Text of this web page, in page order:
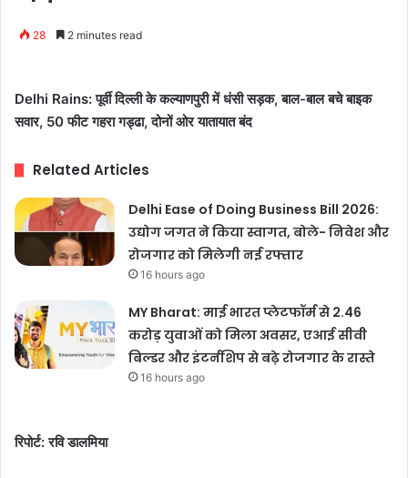
28 2 minutes read
Delhi Rains: पूर्वी दिल्ली के कल्याणपुरी में धंसी सड़क, बाल-बाल बचे बाइक
सवार, 50 फीट गहरा गड्ढा, दोनों ओर यातायात बंद
Related Articles
Delhi Ease of Doing Business Bill 2026:
उद्योग जगत ने किया स्वागत, बोले- निवेश और
रोजगार को मिलेगी नई रफ्तार
16 hours ago
MY Bharat: माई भारत प्लेटफॉर्म से 2.46
करोड़ युवाओं को मिला अवसर, एआई सीवी
बिल्डर और इंटर्नशिप से बढ़े रोजगार के रास्ते
16 hours ago
रिपोर्ट: रवि डालमिया